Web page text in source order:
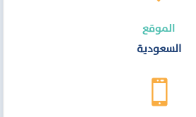
الموقع
السعودية
